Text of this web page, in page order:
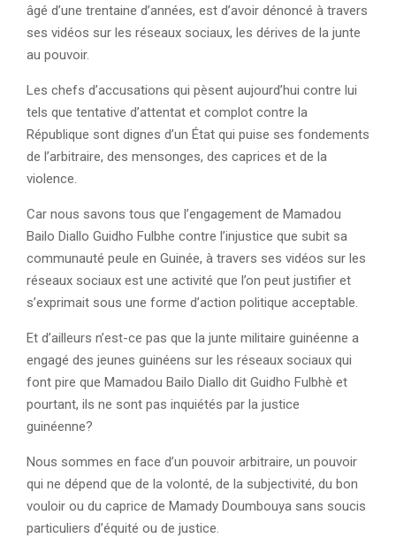
âgé d’une trentaine d’années, est d’avoir dénoncé à travers
ses vidéos sur les réseaux sociaux, les dérives de la junte
au pouvoir.
Les chefs d’accusations qui pèsent aujourd’hui contre lui
tels que tentative d’attentat et complot contre la
République sont dignes d’un État qui puise ses fondements
de l’arbitraire, des mensonges, des caprices et de la
violence.
Car nous savons tous que l’engagement de Mamadou
Bailo Diallo Guidho Fulbhe contre l’injustice que subit sa
communauté peule en Guinée, à travers ses vidéos sur les
réseaux sociaux est une activité que l’on peut justifier et
s’exprimait sous une forme d’action politique acceptable.
Et d’ailleurs n’est-ce pas que la junte militaire guinéenne a
engagé des jeunes guinéens sur les réseaux sociaux qui
font pire que Mamadou Bailo Diallo dit Guidho Fulbhè et
pourtant, ils ne sont pas inquiétés par la justice
guinéenne?
Nous sommes en face d’un pouvoir arbitraire, un pouvoir
qui ne dépend que de la volonté, de la subjectivité, du bon
vouloir ou du caprice de Mamady Doumbouya sans soucis
particuliers d’équité ou de justice.